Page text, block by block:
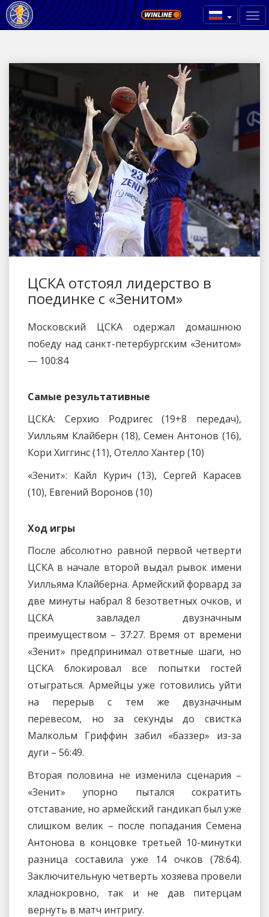
ЦСКА отстоял лидерство в
поединке с «Зенитом»
Московский ЦСКА одержал домашнюю
победу над санкт-петербургским «Зенитом»
— 100:84
Самые результативные
ЦСКА: Серхио Родригес (19+8 передач),
Уилльям Клайберн (18), Семен Антонов (16),
Кори Хиггинс (11), Отелло Хантер (10)
«Зенит»: Кайл Курич (13), Сергей Карасев
(10), Евгений Воронов (10)
Ход игры
После абсолютно равной первой четверти
ЦСКА в начале второй выдал рывок имени
Уилльяма Клайберна. Армейский форвард за
две минуты набрал 8 безответных очков, и
ЦСКА завладел двузначным
преимуществом – 37:27. Время от времени
«Зенит» предпринимал ответные шаги, но
ЦСКА блокировал все попытки гостей
отыграться. Армейцы уже готовились уйти
на перерыв с тем же двузначным
перевесом, но за секунды до свистка
Малкольм Гриффин забил «баззер» из-за
дуги – 56:49.
Вторая половина не изменила сценария –
«Зенит» упорно пытался сократить
отставание, но армейский гандикап был уже
слишком велик – после попадания Семена
Антонова в концовке третьей 10-минутки
разница составила уже 14 очков (78:64).
Заключительную четверть хозяева провели
хладнокровно, так и не дав питерцам
вернуть в матч интригу.